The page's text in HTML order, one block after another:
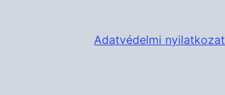
Adatvédelmi nyilatkozat